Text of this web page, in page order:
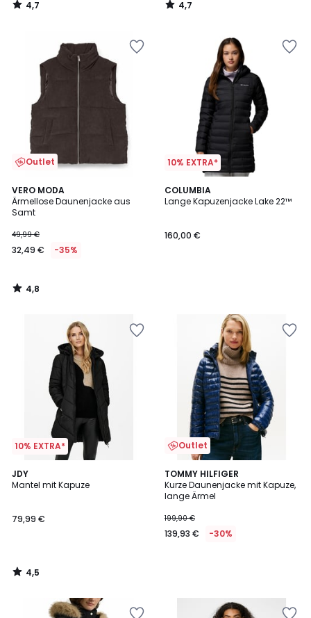
4,7
/
4,7
/
Outlet
VERO MODA
Ärmellose Daunenjacke aus
Samt
49,99 €
32,49 € -35%
4,8
/ 5
4,8
/
10% EXTRA*
COLUMBIA
Lange Kapuzenjacke Lake 22™
160,00 €
10% EXTRA*
JDY
Mantel mit Kapuze
79,99 €
4,5
/ 5
4,5
/
Outlet
TOMMY HILFIGER
Kurze Daunenjacke mit Kapuze,
lange Ärmel
199,90 €
139,93 € -30%